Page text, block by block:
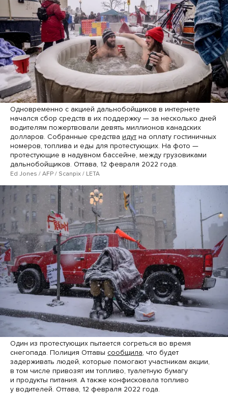
Одновременно с акцией дальнобойщиков в интернете
начался сбор средств в их поддержку — за несколько дней
водителям пожертвовали девять миллионов канадских
долларов. Собранные средства идут на оплату гостиничных
номеров, топлива и еды для протестующих. На фото —
протестующие в надувном бассейне, между грузовиками
дальнобойщиков. Оттава, 12 февраля 2022 года.
Ed Jones / AFP / Scanpix / LETA
Один из протестующих пытается согреться во время
снегопада. Полиция Оттавы сообщила, что будет
задерживать людей, которые помогают участникам акции,
в том числе привозят им топливо, туалетную бумагу
и продукты питания. А также конфисковала топливо
у водителей. Оттава, 12 февраля 2022 года.